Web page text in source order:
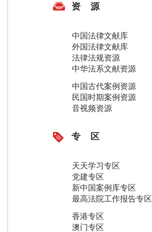
破产精品法律图书库
解读最高人民法院司法解释库
法律文件解读库
司法观点集成库
判解研究库
法院年鉴库
执行精品法律图书库
条文理解与适用库
刑事精品法律图书库
人民法院精品典型案例书库
资 源
中国法律文献库
外国法律文献库
法律法规资源
中华法系文献资源
中国古代案例资源
民国时期案例资源
音视频资源
专 区
天天学习专区
党建专区
新中国案例库专区
最高法院工作报告专区
香港专区
澳门专区